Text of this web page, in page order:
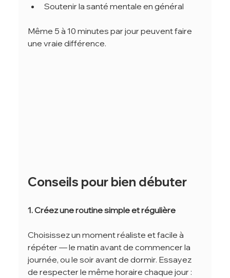
Soutenir la santé mentale en général
Même 5 à 10 minutes par jour peuvent faire
une vraie différence.
Conseils pour bien débuter
1. Créez une routine simple et régulière
Choisissez un moment réaliste et facile à
répéter — le matin avant de commencer la
journée, ou le soir avant de dormir. Essayez
de respecter le même horaire chaque jour :